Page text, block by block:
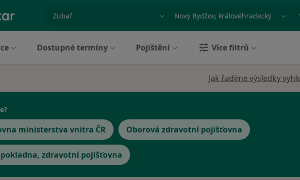
specializace, nemoc nebo příjmení Město nebo region
Dostupné termíny Pojištění Více filtrů
Jak řadíme výsledky
ministerstva vnitra ČR Oborová zdravotní pojišťovna
zdravotní pojišťovna